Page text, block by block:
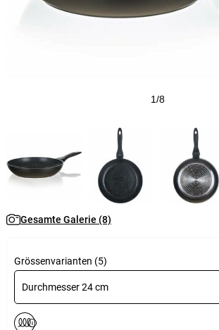
1/8
Gesamte Galerie (8)
Grössenvarianten (5)
Durchmesser 24 cm